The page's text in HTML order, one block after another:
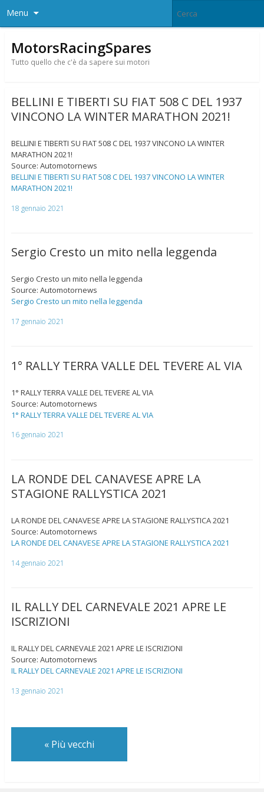
Menu
MotorsRacingSpares
Tutto quello che c'è da sapere sui motori
BELLINI E TIBERTI SU FIAT 508 C DEL 1937
VINCONO LA WINTER MARATHON 2021!
BELLINI E TIBERTI SU FIAT 508 C DEL 1937 VINCONO LA WINTER
MARATHON 2021!
Source: Automotornews
BELLINI E TIBERTI SU FIAT 508 C DEL 1937 VINCONO LA WINTER
MARATHON 2021!
18 gennaio 2021
Sergio Cresto un mito nella leggenda
Sergio Cresto un mito nella leggenda
Source: Automotornews
Sergio Cresto un mito nella leggenda
17 gennaio 2021
1° RALLY TERRA VALLE DEL TEVERE AL VIA
1° RALLY TERRA VALLE DEL TEVERE AL VIA
Source: Automotornews
1° RALLY TERRA VALLE DEL TEVERE AL VIA
16 gennaio 2021
LA RONDE DEL CANAVESE APRE LA
STAGIONE RALLYSTICA 2021
LA RONDE DEL CANAVESE APRE LA STAGIONE RALLYSTICA 2021
Source: Automotornews
LA RONDE DEL CANAVESE APRE LA STAGIONE RALLYSTICA 2021
14 gennaio 2021
IL RALLY DEL CARNEVALE 2021 APRE LE
ISCRIZIONI
IL RALLY DEL CARNEVALE 2021 APRE LE ISCRIZIONI
Source: Automotornews
IL RALLY DEL CARNEVALE 2021 APRE LE ISCRIZIONI
13 gennaio 2021
«Più vecchi